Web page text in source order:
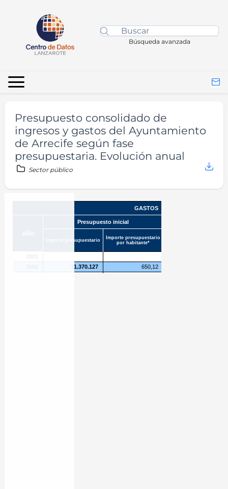
Búsqueda avanzada
Presupuesto consolidado de
ingresos y gastos del Ayuntamiento
de Arrecife según fase
presupuestaria. Evolución anual
Sector público